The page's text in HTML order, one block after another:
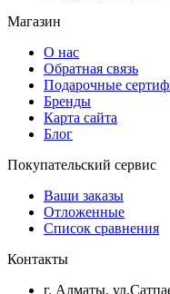
Магазин
О нас
Обратная связь
Подарочные
Бренды
Карта сайта
Блог
Покупательский сервис
Ваши заказы
Отложенные
Список сравнения
Контакты
г. Алматы,